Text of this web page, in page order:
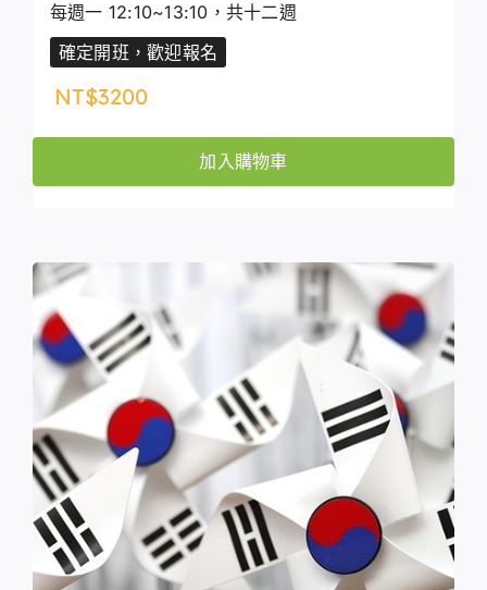
每週一 12:10~13:10，共十二週
確定開班，歡迎報名
NT$3200
加入購物車